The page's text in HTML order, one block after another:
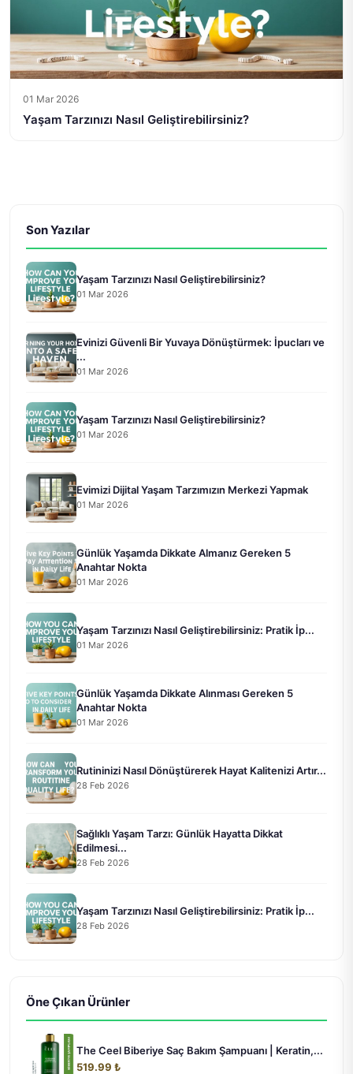
01 Mar 2026
Yaşam Tarzınızı Nasıl Geliştirebilirsiniz?
Son Yazılar
Yaşam Tarzınızı Nasıl Geliştirebilirsiniz?
01 Mar 2026
Evinizi Güvenli Bir Yuvaya Dönüştürmek: İpucları ve
...
01 Mar 2026
Yaşam Tarzınızı Nasıl Geliştirebilirsiniz?
01 Mar 2026
Evimizi Dijital Yaşam Tarzımızın Merkezi Yapmak
01 Mar 2026
Günlük Yaşamda Dikkate Almanız Gereken 5
Anahtar Nokta
01 Mar 2026
Yaşam Tarzınızı Nasıl Geliştirebilirsiniz: Pratik İp...
01 Mar 2026
Günlük Yaşamda Dikkate Alınması Gereken 5
Anahtar Nokta
01 Mar 2026
Rutininizi Nasıl Dönüştürerek Hayat Kalitenizi Artır...
28 Feb 2026
Sağlıklı Yaşam Tarzı: Günlük Hayatta Dikkat
Edilmesi...
28 Feb 2026
Yaşam Tarzınızı Nasıl Geliştirebilirsiniz: Pratik İp...
28 Feb 2026
Öne Çıkan Ürünler
The Ceel Biberiye Saç Bakım Şampuanı | Keratin,...
519.99 ₺